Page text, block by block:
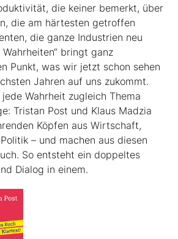
die keiner bemerkt, über
die am härtesten getroffen
die ganze Indus­trien neu
Wahrheiten“ bringt ganz
Punkt, was wir jetzt schon sehen
Jahren auf uns zukommt.
Wahrheit zugleich Thema
Tristan Post und Klaus Madzia
Köpfen aus Wirtschaft,
– und machen aus diesen
So entsteht ein doppeltes
Dialog in einem.